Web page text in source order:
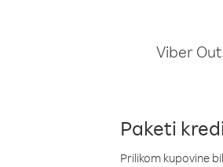
Viber
Paketi
Prilikom kupovine